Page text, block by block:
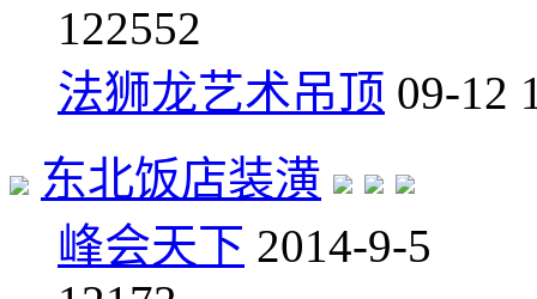
122552
法狮龙艺术吊顶 09-12
东北饭店装潢
峰会天下 2014-9-5